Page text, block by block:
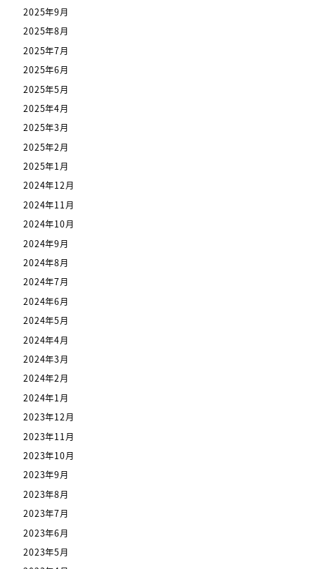
2025年9月
2025年8月
2025年7月
2025年6月
2025年5月
2025年4月
2025年3月
2025年2月
2025年1月
2024年12月
2024年11月
2024年10月
2024年9月
2024年8月
2024年7月
2024年6月
2024年5月
2024年4月
2024年3月
2024年2月
2024年1月
2023年12月
2023年11月
2023年10月
2023年9月
2023年8月
2023年7月
2023年6月
2023年5月